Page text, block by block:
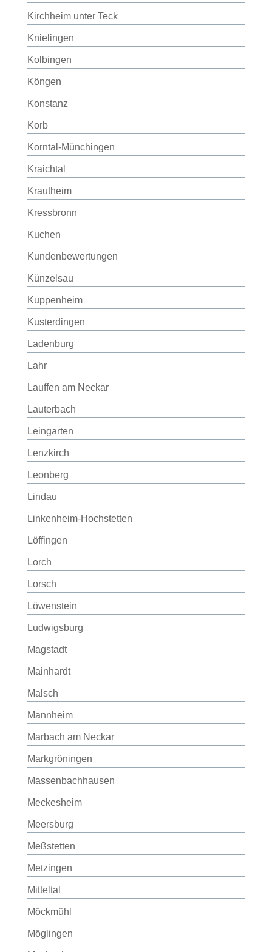
Kirchheim unter Teck
Knielingen
Kolbingen
Köngen
Konstanz
Korb
Korntal-Münchingen
Kraichtal
Krautheim
Kressbronn
Kuchen
Kundenbewertungen
Künzelsau
Kuppenheim
Kusterdingen
Ladenburg
Lahr
Lauffen am Neckar
Lauterbach
Leingarten
Lenzkirch
Leonberg
Lindau
Linkenheim-Hochstetten
Löffingen
Lorch
Lorsch
Löwenstein
Ludwigsburg
Magstadt
Mainhardt
Malsch
Mannheim
Marbach am Neckar
Markgröningen
Massenbachhausen
Meckesheim
Meersburg
Meßstetten
Metzingen
Mitteltal
Möckmühl
Möglingen